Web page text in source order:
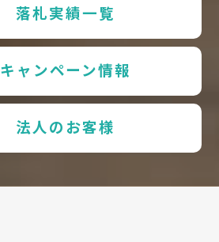
落札実績一覧
キャンペーン情報
法人のお客様